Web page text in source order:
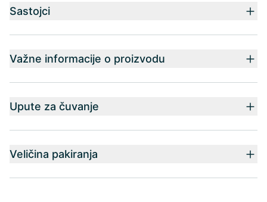
Sastojci
Važne informacije o proizvodu
Upute za čuvanje
Veličina pakiranja